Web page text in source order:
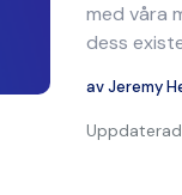
med våra
dess
avJeremy
Uppdaterad